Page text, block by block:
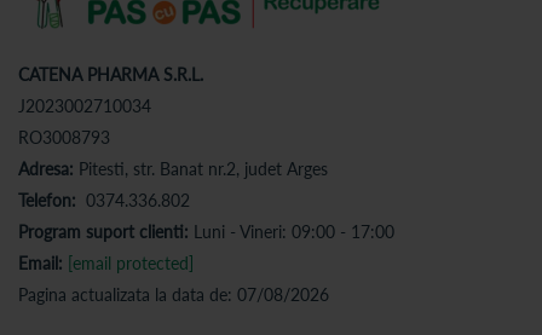
CATENA PHARMA S.R.L.
J2023002710034
RO3008793
Adresa: Pitesti, str. Banat nr.2, judet Arges
Telefon: 0374.336.802
Program suport clienti: Luni - Vineri: 09:00 - 17:00
Email: [email protected]
Pagina actualizata la data de: 07/08/2026